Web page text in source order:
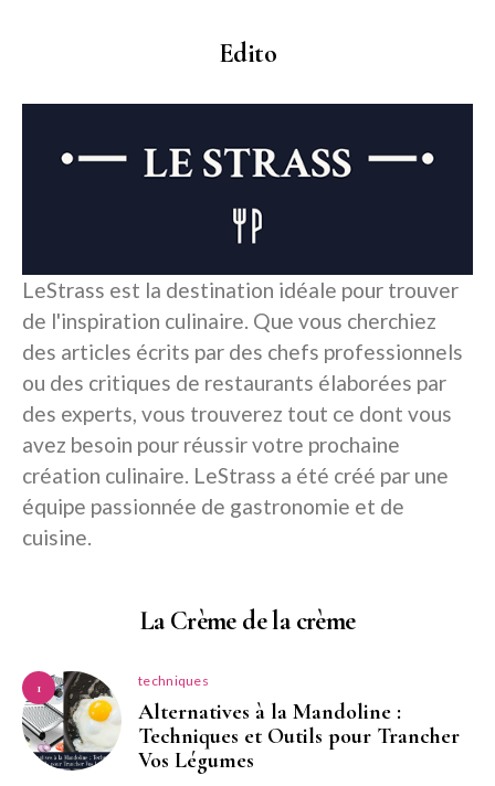
Edito
LeStrass est la destination idéale pour trouver
de l'inspiration culinaire. Que vous cherchiez
des articles écrits par des chefs professionnels
ou des critiques de restaurants élaborées par
des experts, vous trouverez tout ce dont vous
avez besoin pour réussir votre prochaine
création culinaire. LeStrass a été créé par une
équipe passionnée de gastronomie et de
cuisine.
La Crème de la crème
1 techniques
Alternatives à la Mandoline :
Techniques et Outils pour Trancher
Vos Légumes